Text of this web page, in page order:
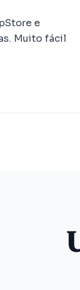
e
Muito fácil